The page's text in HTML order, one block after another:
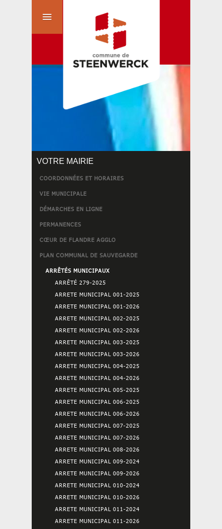
VOTRE MAIRIE
COORDONNÉES ET HORAIRES
VIE MUNICIPALE
DÉMARCHES EN LIGNE
PERMANENCES
CŒUR DE FLANDRE AGGLO
PLAN COMMUNAL DE SAUVEGARDE
ARRÊTÉS MUNICIPAUX
ARRÊTÉ 279-2025
ARRETE MUNICIPAL 001-2025
ARRETE MUNICIPAL 001-2026
ARRETE MUNICIPAL 002-2025
ARRETE MUNICIPAL 002-2026
ARRETE MUNICIPAL 003-2025
ARRETE MUNICIPAL 003-2026
ARRETE MUNICIPAL 004-2025
ARRETE MUNICIPAL 004-2026
ARRETE MUNICIPAL 005-2025
ARRETE MUNICIPAL 006-2025
ARRETE MUNICIPAL 006-2026
ARRETE MUNICIPAL 007-2025
ARRETE MUNICIPAL 007-2026
ARRETE MUNICIPAL 008-2026
ARRETE MUNICIPAL 009-2024
ARRETE MUNICIPAL 009-2026
ARRETE MUNICIPAL 010-2024
ARRETE MUNICIPAL 010-2026
ARRETE MUNICIPAL 011-2024
ARRETE MUNICIPAL 011-2026